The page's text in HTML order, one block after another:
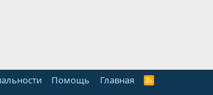
Помощь Главная
R